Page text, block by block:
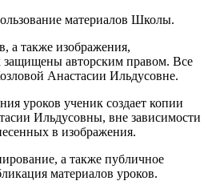
материалов Школы.
а также изображения,
защищены авторским правом. Все
Анастасии Ильдусовне.
уроков ученик создает копии
Ильдусовны, вне зависимости
в изображения.
а также публичное
материалов уроков.